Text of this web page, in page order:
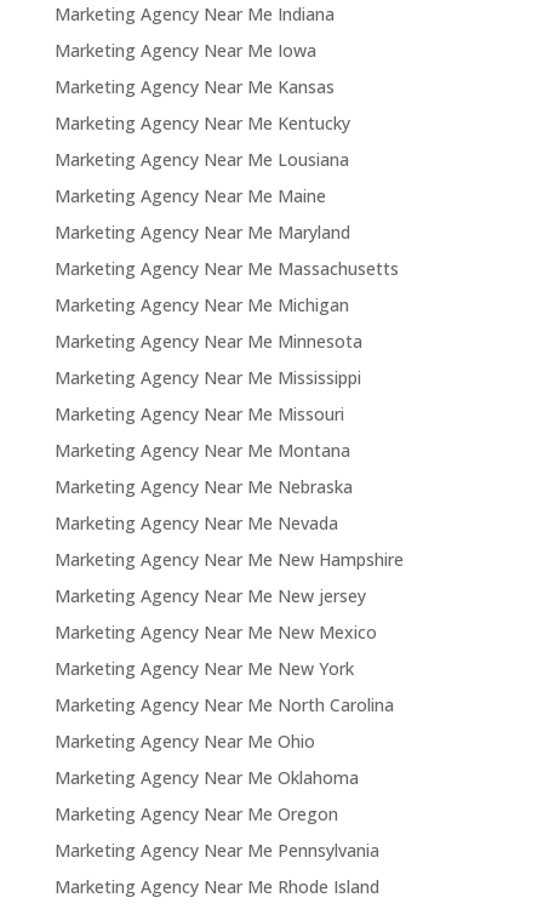
Marketing Agency Near Me Indiana
Marketing Agency Near Me Iowa
Marketing Agency Near Me Kansas
Marketing Agency Near Me Kentucky
Marketing Agency Near Me Lousiana
Marketing Agency Near Me Maine
Marketing Agency Near Me Maryland
Marketing Agency Near Me Massachusetts
Marketing Agency Near Me Michigan
Marketing Agency Near Me Minnesota
Marketing Agency Near Me Mississippi
Marketing Agency Near Me Missouri
Marketing Agency Near Me Montana
Marketing Agency Near Me Nebraska
Marketing Agency Near Me Nevada
Marketing Agency Near Me New Hampshire
Marketing Agency Near Me New jersey
Marketing Agency Near Me New Mexico
Marketing Agency Near Me New York
Marketing Agency Near Me North Carolina
Marketing Agency Near Me Ohio
Marketing Agency Near Me Oklahoma
Marketing Agency Near Me Oregon
Marketing Agency Near Me Pennsylvania
Marketing Agency Near Me Rhode Island